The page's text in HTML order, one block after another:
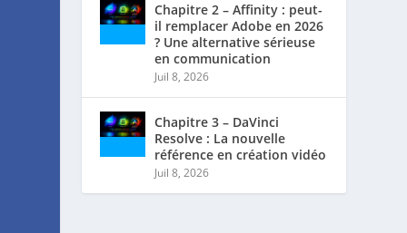
Chapitre 2 – Affinity : peut-
il remplacer Adobe en 2026
? Une alternative sérieuse
en communication
Juil 8, 2026
Chapitre 3 – DaVinci
Resolve : La nouvelle
référence en création vidéo
Juil 8, 2026